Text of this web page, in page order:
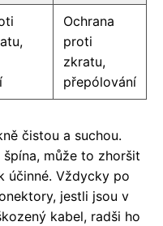
Ochrana
proti
zkratu,
přepólování
čistou a suchou.
může to zhoršit
účinné. Vždycky po
jestli jsou v
kabel, radši ho